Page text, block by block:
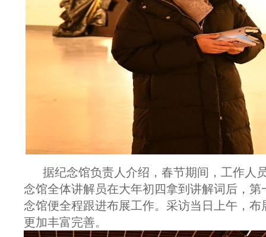
据纪念馆负责人介绍，春节期间，工作人
念馆全体讲解员在大年初四拿到讲解词后，
念馆便全程跟进布展工作。采访当日上午，
更加丰富完善。